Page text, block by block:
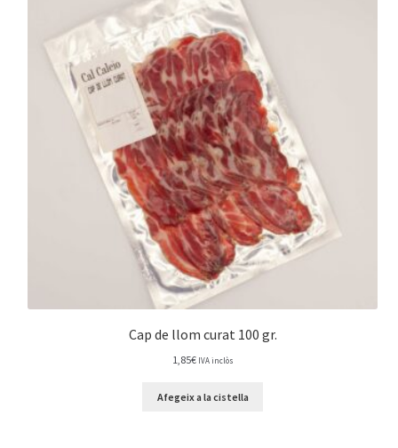
Cap de llom curat 100 gr.
1,85€ IVA inclòs
Afegeix a la cistella